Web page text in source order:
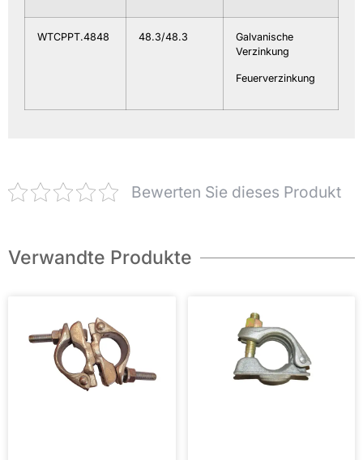
WTCPPT.4848 48.3/48.3
Galvanische
Verzinkung
Feuerverzinkung
Bewerten Sie dieses Produkt
Verwandte Produkte